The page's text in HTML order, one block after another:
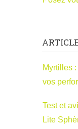
Myrtilles
vos
Test et
Lite